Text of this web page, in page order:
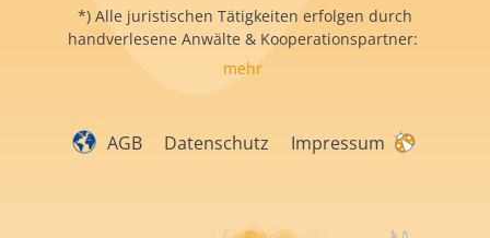
*) Alle juristischen Tätigkeiten erfolgen durch
handverlesene Anwälte & Kooperationspartner:
mehr
AGB Datenschutz Impressum